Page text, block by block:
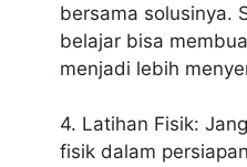
bersama solusinya.
belajar bisa
menjadi lebih
4. Latihan Fisik:
fisik dalam